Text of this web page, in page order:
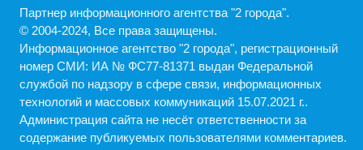
Партнер информационного агентства "2 города".
© 2004-2024, Все права защищены.
Информационное агентство "2 города", регистрационный
номер СМИ: ИА № ФС77-81371 выдан Федеральной
службой по надзору в сфере связи, информационных
технологий и массовых коммуникаций 15.07.2021 г..
Администрация cайта не несёт ответственности за
содержание публикуемых пользователями комментариев.